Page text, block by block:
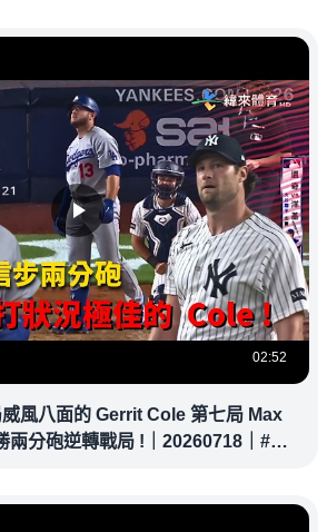
02:52
風八面的 Gerrit Cole 第七局 Max
兩分砲逆轉戰局 !｜20260718｜#洛